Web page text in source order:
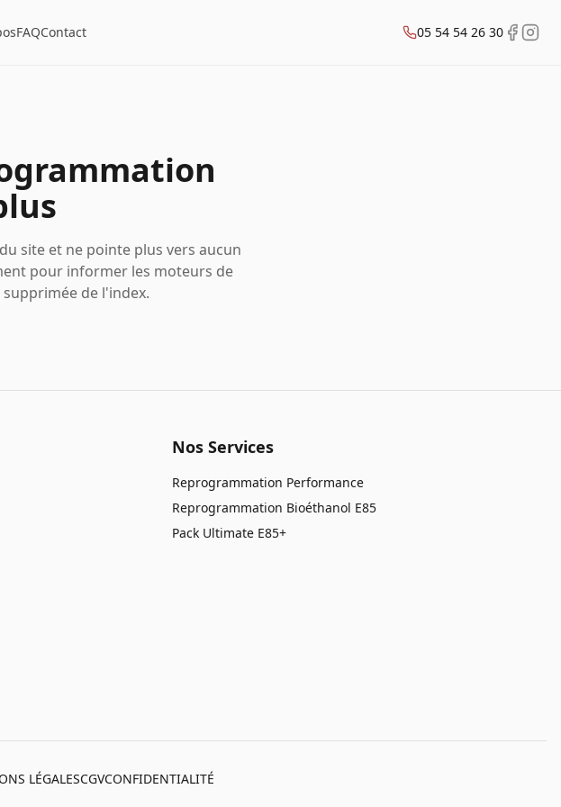
FAQContact 05 54 54 26 30
site et ne pointe plus vers aucun
pour informer les moteurs de
de l'index.
Nos Services
Reprogrammation Performance
Reprogrammation Bioéthanol E85
Pack Ultimate E85+
LÉGALESCGVCONFIDENTIALITÉ